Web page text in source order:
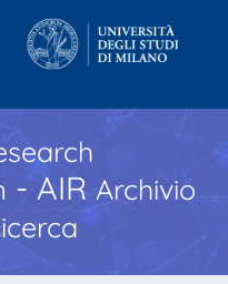
- AIR Archivio